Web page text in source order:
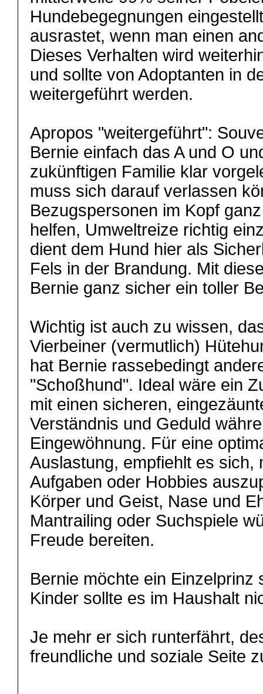
Hundebegegnungen
ausrastet, wenn man einen
Dieses Verhalten wird
und sollte von Adoptanten in
weitergeführt werden.
Apropos "weitergeführt":
Bernie einfach das A und O
zukünftigen Familie klar
muss sich darauf verlassen
Bezugspersonen im Kopf
helfen, Umweltreize richtig
dient dem Hund hier als
Fels in der Brandung. Mit
Bernie ganz sicher ein toller
Wichtig ist auch zu wissen,
Vierbeiner (vermutlich)
hat Bernie rassebedingt
"Schoßhund". Ideal wäre ein
mit einen sicheren,
Verständnis und Geduld
Eingewöhnung. Für eine
Auslastung, empfiehlt es sich,
Aufgaben oder Hobbies
Körper und Geist, Nase und
Mantrailing oder Suchspiele
Freude bereiten.
Bernie möchte ein Einzelprinz
Kinder sollte es im Haushalt
Je mehr er sich runterfährt,
freundliche und soziale Seite